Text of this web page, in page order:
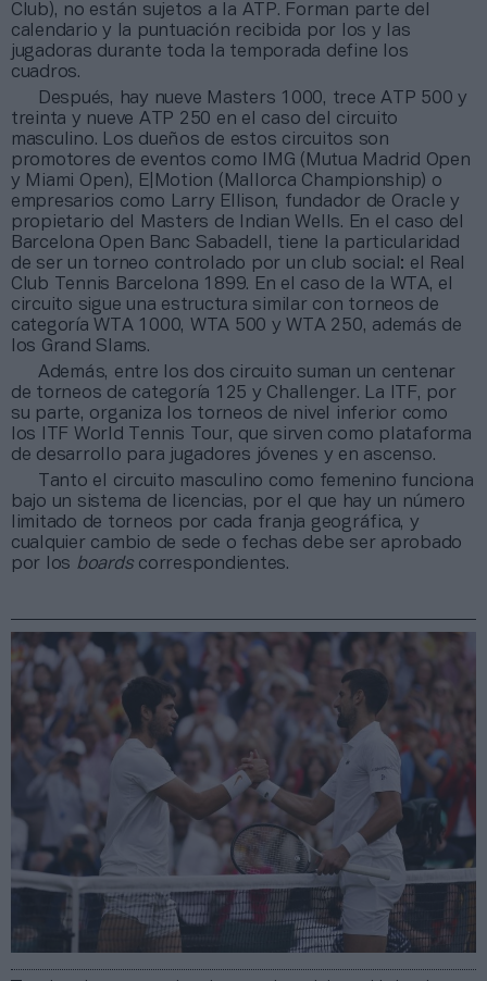
Club), no están sujetos a la ATP. Forman parte del
calendario y la puntuación recibida por los y las
jugadoras durante toda la temporada define los
cuadros.
Después, hay nueve Masters 1000, trece ATP 500 y
treinta y nueve ATP 250 en el caso del circuito
masculino. Los dueños de estos circuitos son
promotores de eventos como IMG (Mutua Madrid Open
y Miami Open), E|Motion (Mallorca Championship) o
empresarios como Larry Ellison, fundador de Oracle y
propietario del Masters de Indian Wells. En el caso del
Barcelona Open Banc Sabadell, tiene la particularidad
de ser un torneo controlado por un club social: el Real
Club Tennis Barcelona 1899. En el caso de la WTA, el
circuito sigue una estructura similar con torneos de
categoría WTA 1000, WTA 500 y WTA 250, además de
los Grand Slams.
Además, entre los dos circuito suman un centenar
de torneos de categoría 125 y Challenger. La ITF, por
su parte, organiza los torneos de nivel inferior como
los ITF World Tennis Tour, que sirven como plataforma
de desarrollo para jugadores jóvenes y en ascenso.
Tanto el circuito masculino como femenino funciona
bajo un sistema de licencias, por el que hay un número
limitado de torneos por cada franja geográfica, y
cualquier cambio de sede o fechas debe ser aprobado
por los boards correspondientes.